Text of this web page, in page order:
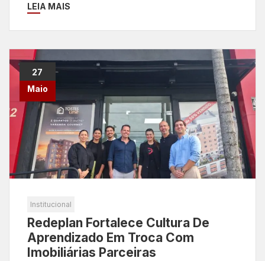
LEIA MAIS
27
Maio
Institucional
Redeplan Fortalece Cultura De
Aprendizado Em Troca Com
Imobiliárias Parceiras